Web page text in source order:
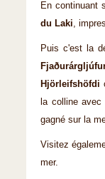
En continuant
du Laki,
Puis c'est la
Hjörleifshöfdi
la colline
gagné sur la
Visitez
mer.